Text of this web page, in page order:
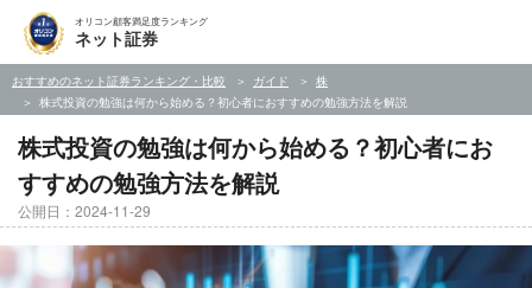
オリコン顧客満足度ランキング
ネット証券
おすすめのネット証券ランキング・比較 ガイド
株
株式投資の勉強は何から始める？初心者におすすめの勉強方法を解説
株式投資の勉強は何から始める？初心者にお
すすめの勉強方法を解説
公開日：2024-11-29